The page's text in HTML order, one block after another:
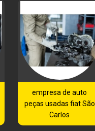
empresa de auto
peças usadas fiat São
Carlos